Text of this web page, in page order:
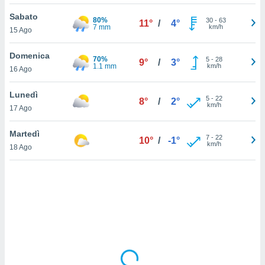
cookie
il tuo
in
a piè
del
Sabato
15 Ago
80%
7 mm
11° / 4° 30- 63
km/h
Domenica
16 Ago
70%
1.1 mm
9° / 3° 5- 28
km/h
Lunedì
17 Ago
8° / 2° 5- 22
km/h
Martedì
18 Ago
10° / -1° 7- 22
km/h